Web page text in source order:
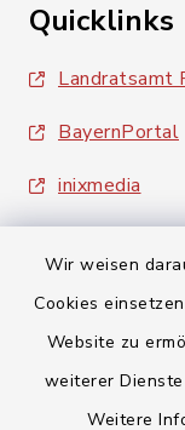
Wir weisen
Cookies
Website zu
weiterer
Weitere
Quicklinks
Landratsamt
BayernPortal
inixmedia